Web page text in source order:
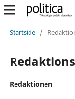
Startside /
Redaktionen